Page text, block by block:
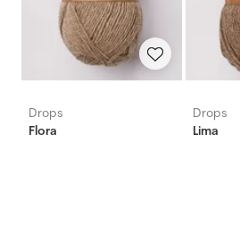
Drops
Flora
Drops
Lima